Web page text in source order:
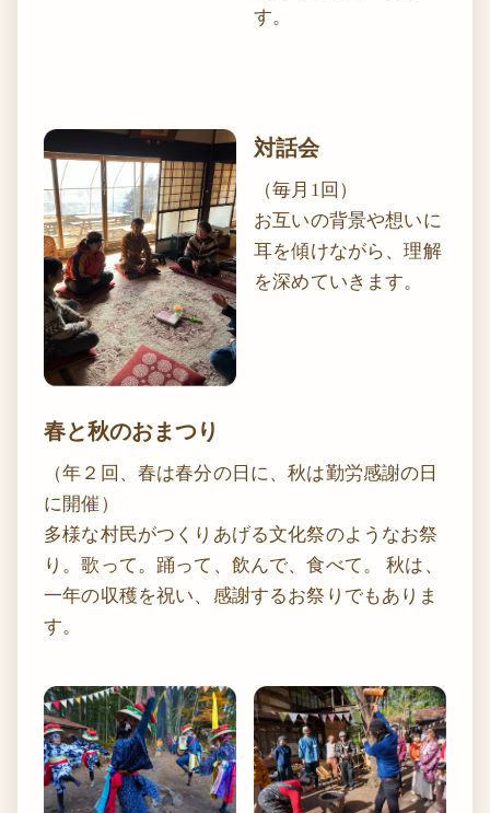
す。
対話会
（毎月1回）
お互いの背景や想いに
耳を傾けながら、理解
を深めていきます。
春と秋のおまつり
（年２回、春は春分の日に、秋は勤労感謝の日
に開催）
多様な村民がつくりあげる文化祭のようなお祭
り。歌って。踊って、飲んで、食べて。 秋は、
一年の収穫を祝い、感謝するお祭りでもありま
す。